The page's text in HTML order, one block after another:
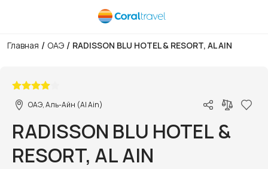
Главная / ОАЭ / RADISSON BLU HOTEL & RESORT, AL AIN
ОАЭ, Аль-Айн (Al Ain)
RADISSON BLU HOTEL &
RESORT, AL AIN